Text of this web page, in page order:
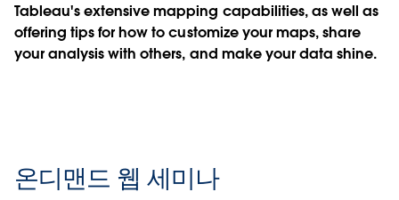
Tableau's extensive mapping capabilities, as well as
offering tips for how to customize your maps, share
your analysis with others, and make your data shine.
온디맨드 웹 세미나